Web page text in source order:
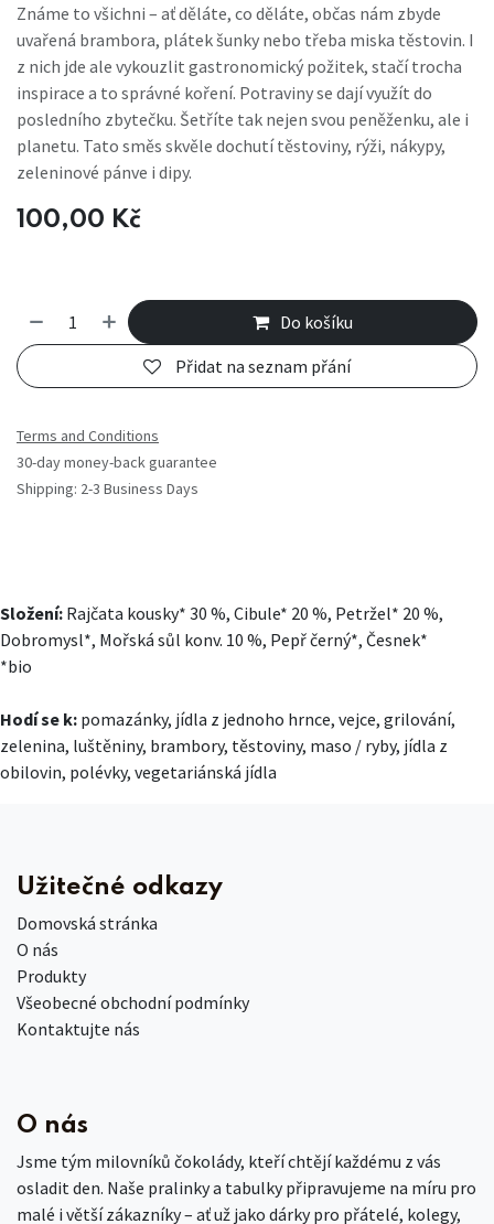
Známe to všichni – ať děláte, co děláte, občas nám zbyde
uvařená brambora, plátek šunky nebo třeba miska těstovin. I
z nich jde ale vykouzlit gastronomický požitek, stačí trocha
inspirace a to správné koření. Potraviny se dají využít do
posledního zbytečku. Šetříte tak nejen svou peněženku, ale i
planetu. Tato směs skvěle dochutí těstoviny, rýži, nákypy,
zeleninové pánve i dipy.
100,00 Kč
Do košíku
Přidat na seznam přání
Terms and Conditions
30-day money-back guarantee
Shipping: 2-3 Business Days
Složení: Rajčata kousky* 30 %, Cibule* 20 %, Petržel* 20 %,
Dobromysl*, Mořská sůl konv. 10 %, Pepř černý*, Česnek*
*bio
Hodí se k: pomazánky, jídla z jednoho hrnce, vejce, grilování,
zelenina, luštěniny, brambory, těstoviny, maso / ryby, jídla z
obilovin, polévky, vegetariánská jídla
Užitečné odkazy
Domovská stránka
O nás
Produkty
Všeobecné obchodní podmínky
Kontaktujte nás
O nás
Jsme tým milovníků čokolády, kteří chtějí každému z vás
osladit den. Naše pralinky a tabulky připravujeme na míru pro
malé i větší zákazníky – ať už jako dárky pro přátelé, kolegy,